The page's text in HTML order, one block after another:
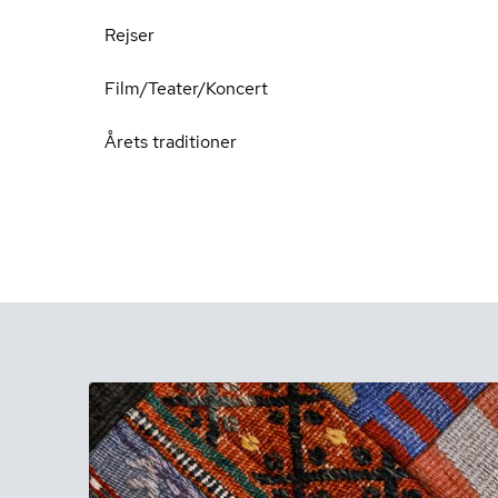
Rejser
Film/Teater/Koncert
Årets traditioner